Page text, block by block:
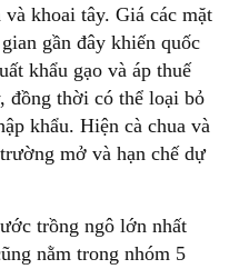
khoai tây. Giá các mặt
gần đây khiến quốc
khẩu gạo và áp thuế
đồng thời có thể loại bỏ
khẩu. Hiện cà chua và
mở và hạn chế dự
trồng ngô lớn nhất
nằm trong nhóm 5